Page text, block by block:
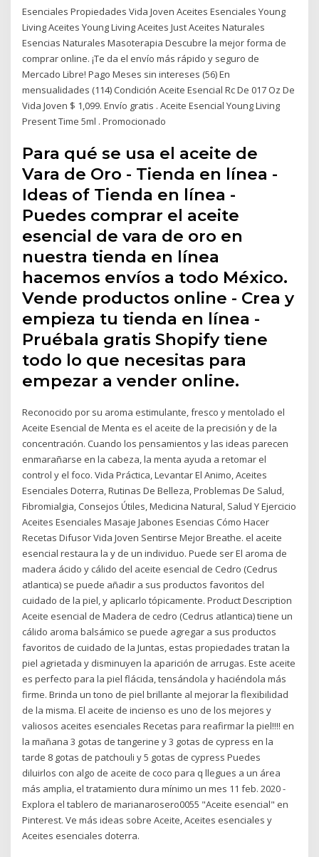
Esenciales Propiedades Vida Joven Aceites Esenciales Young
Living Aceites Young Living Aceites Just Aceites Naturales
Esencias Naturales Masoterapia Descubre la mejor forma de
comprar online. ¡Te da el envío más rápido y seguro de
Mercado Libre! Pago Meses sin intereses (56) En
mensualidades (114) Condición Aceite Esencial Rc De 017 Oz De
Vida Joven $ 1,099. Envío gratis . Aceite Esencial Young Living
Present Time 5ml . Promocionado
Para qué se usa el aceite de
Vara de Oro - Tienda en línea -
Ideas of Tienda en línea -
Puedes comprar el aceite
esencial de vara de oro en
nuestra tienda en línea
hacemos envíos a todo México.
Vende productos online - Crea y
empieza tu tienda en línea -
Pruébala gratis Shopify tiene
todo lo que necesitas para
empezar a vender online.
Reconocido por su aroma estimulante, fresco y mentolado el
Aceite Esencial de Menta es el aceite de la precisión y de la
concentración. Cuando los pensamientos y las ideas parecen
enmarañarse en la cabeza, la menta ayuda a retomar el
control y el foco. Vida Práctica, Levantar El Animo, Aceites
Esenciales Doterra, Rutinas De Belleza, Problemas De Salud,
Fibromialgia, Consejos Útiles, Medicina Natural, Salud Y Ejercicio
Aceites Esenciales Masaje Jabones Esencias Cómo Hacer
Recetas Difusor Vida Joven Sentirse Mejor Breathe. el aceite
esencial restaura la y de un individuo. Puede ser El aroma de
madera ácido y cálido del aceite esencial de Cedro (Cedrus
atlantica) se puede añadir a sus productos favoritos del
cuidado de la piel, y aplicarlo tópicamente. Product Description
Aceite esencial de Madera de cedro (Cedrus atlantica) tiene un
cálido aroma balsámico se puede agregar a sus productos
favoritos de cuidado de la Juntas, estas propiedades tratan la
piel agrietada y disminuyen la aparición de arrugas. Este aceite
es perfecto para la piel flácida, tensándola y haciéndola más
firme. Brinda un tono de piel brillante al mejorar la flexibilidad
de la misma. El aceite de incienso es uno de los mejores y
valiosos aceites esenciales Recetas para reafirmar la piel!!!! en
la mañana 3 gotas de tangerine y 3 gotas de cypress en la
tarde 8 gotas de patchouli y 5 gotas de cypress Puedes
diluirlos con algo de aceite de coco para q llegues a un área
más amplia, el tratamiento dura mínimo un mes 11 feb. 2020 -
Explora el tablero de marianarosero0055 "Aceite esencial" en
Pinterest. Ve más ideas sobre Aceite, Aceites esenciales y
Aceites esenciales doterra.